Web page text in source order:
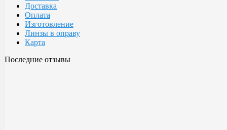
Доставка
Оплата
Изготовление
Линзы в оправу
Карта
Последние отзывы